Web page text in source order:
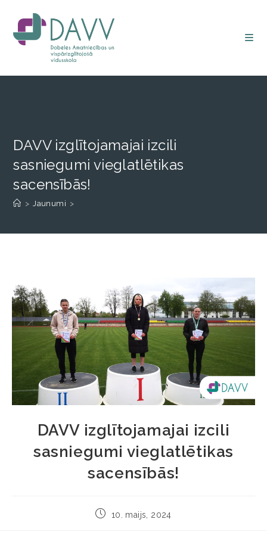
DAVV izglītojamajai izcili
sasniegumi vieglatlētikas
sacensībās!
> Jaunumi >
DAVV izglītojamajai izcili
sasniegumi vieglatlētikas
sacensībās!
10. maijs, 2024